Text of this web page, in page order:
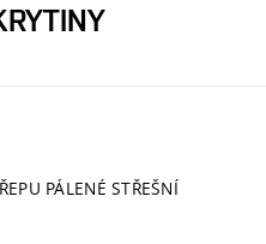
PÁLENÉ STŘEŠNÍ